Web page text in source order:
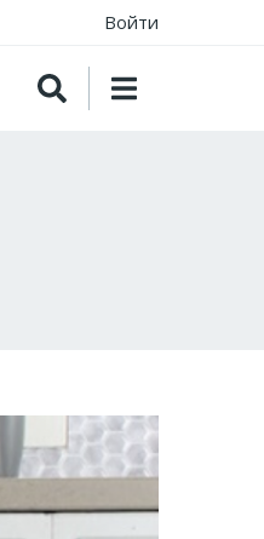
Войти